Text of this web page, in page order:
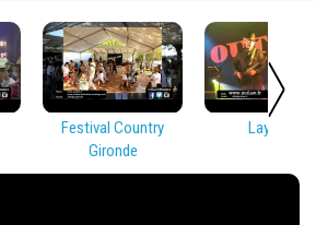
Festival Country
Gironde
Lay Low